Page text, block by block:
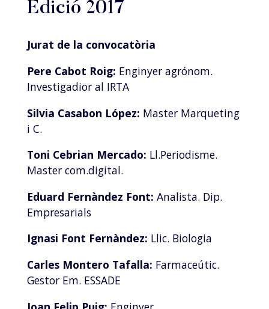
Edició 2017
Jurat de la convocatòria
Pere Cabot Roig: Enginyer agrónom.
Investigadior al IRTA
Silvia Casabon López: Master Marqueting
i C.
Toni Cebrian Mercado: Ll.Periodisme.
Master com.digital.
Eduard Fernàndez Font: Analista. Dip.
Empresarials
Ignasi Font Fernàndez: Llic. Biologia
Carles Montero Tafalla: Farmaceútic.
Gestor Em. ESSADE